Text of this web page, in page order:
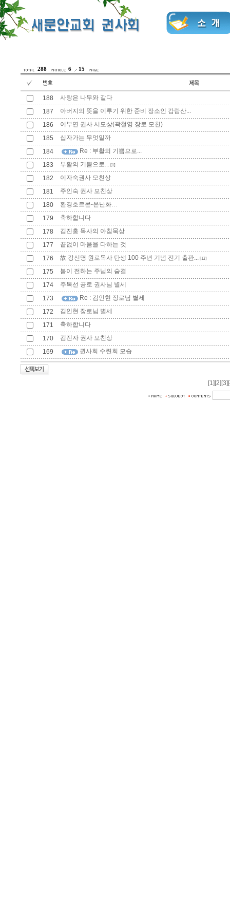
288 6 15
188
사랑은 나무와 같다
187
아버지의 뜻을 이루기 위한 준비 장소인 감람산...
186
이부연 권사 시모상(곽철영 장로 모친)
185
십자가는 무엇일까
184
Re : 부활의 기쁨으로...
183
부활의 기쁨으로... [1]
182
이자숙권사 모친상
181
주인숙 권사 모친상
180
환경호르몬-온난화…
179
축하합니다
178
김진홍 목사의 아침묵상
177
끝없이 마음을 다하는 것
176
故 강신명 원로목사 탄생 100 주년 기념 전기 출판... [12]
175
봄이 전하는 주님의 숨결
174
주복선 공로 권사님 별세
173
Re : 김인현 장로님 별세
172
김인현 장로님 별세
171
축하합니다
170
김진자 권사 모친상
169
권사회 수련회 모습
[1] [2] [3]